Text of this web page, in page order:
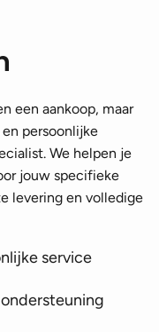
een aankoop, maar
persoonlijke
We helpen je
jouw specifieke
levering en volledige
service